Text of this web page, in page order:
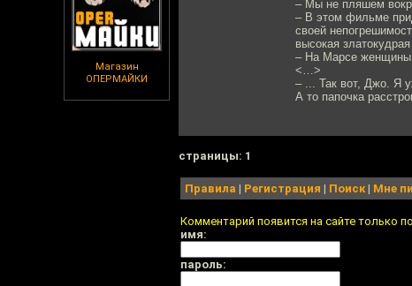
Магазин
ОПЕРМАЙКИ
– Мы не пляшем
– В этом фильме
своей
высокая
– На Марсе
<…>
– ... Так вот, Джо. Я
А то папочка
cтраницы: 1
Правила | Регистрация | Поиск| Мне
Комментарий появится на сайте только
имя:
пароль: